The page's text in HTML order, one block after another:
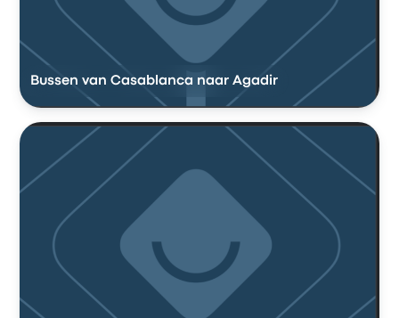
Bussen van Casablanca naar Agadir